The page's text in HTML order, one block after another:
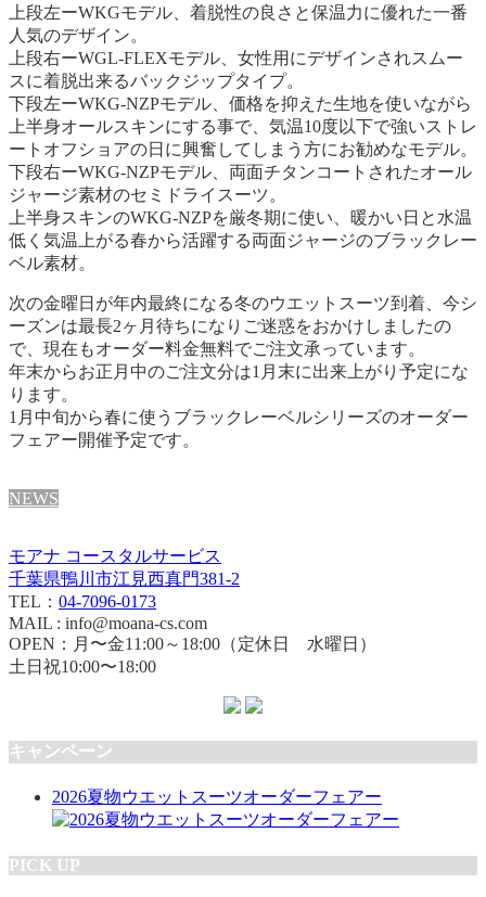
上段左ーWKGモデル、着脱性の良さと保温力に優れた一番
人気のデザイン。
上段右ーWGL-FLEXモデル、女性用にデザインされスムー
スに着脱出来るバックジップタイプ。
下段左ーWKG-NZPモデル、価格を抑えた生地を使いながら
上半身オールスキンにする事で、気温10度以下で強いストレ
ートオフショアの日に興奮してしまう方にお勧めなモデル。
下段右ーWKG-NZPモデル、両面チタンコートされたオール
ジャージ素材のセミドライスーツ。
上半身スキンのWKG-NZPを厳冬期に使い、暖かい日と水温
低く気温上がる春から活躍する両面ジャージのブラックレー
ベル素材。
次の金曜日が年内最終になる冬のウエットスーツ到着、今シ
ーズンは最長2ヶ月待ちになりご迷惑をおかけしましたの
で、現在もオーダー料金無料でご注文承っています。
年末からお正月中のご注文分は1月末に出来上がり予定にな
ります。
1月中旬から春に使うブラックレーベルシリーズのオーダー
フェアー開催予定です。
NEWS
モアナ コースタルサービス
千葉県鴨川市江見西真門381-2
TEL： 04-7096-0173
MAIL : info@moana-cs.com
OPEN：月〜金11:00～18:00（定休日 水曜日）
土日祝10:00〜18:00
キャンペーン
2026夏物ウエットスーツオーダーフェアー
PICK UP